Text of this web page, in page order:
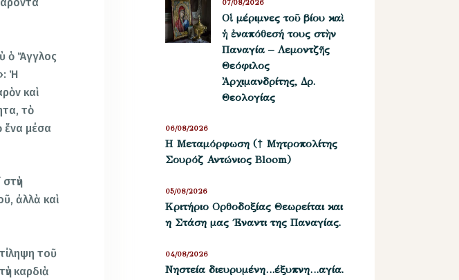
ὁ Ἄγγλος
Ἡ
καὶ
τὸ
ἕνα μέσα
ἀλλὰ καὶ
τοῦ
καρδιὰ
Οἱ μέριμνες τοῦ βίου καὶ
ἡ ἐναπόθεσή τους στὴν
Παναγία – Λεμοντζῆς
Θεόφιλος
Ἀρχιμανδρίτης, Δρ.
Θεολογίας
07/08/2026
Η Μεταμόρφωση († Μητροπολίτης
Σουρόζ Αντώνιος Bloom)
06/08/2026
Kριτήριο Oρθοδοξίας Θεωρείται και
η Στάση μας ΄Εναντι της Παναγίας.
05/08/2026
Νηστεία διευρυμένη…έξυπνη…αγία.
04/08/2026